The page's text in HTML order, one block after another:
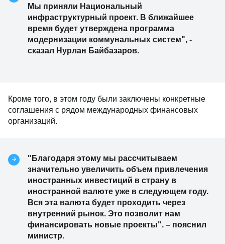
Мы приняли Национальный
инфраструктурный проект. В ближайшее
время будет утверждена программа
модернизации коммунальных систем", -
сказал Нурлан Байбазаров.
Кроме того, в этом году были заключены конкретные
соглашения с рядом международных финансовых
организаций.
"Благодаря этому мы рассчитываем
значительно увеличить объем привлечения
иностранных инвестиций в страну в
иностранной валюте уже в следующем году.
Вся эта валюта будет проходить через
внутренний рынок. Это позволит нам
финансировать новые проекты". – пояснил
министр.